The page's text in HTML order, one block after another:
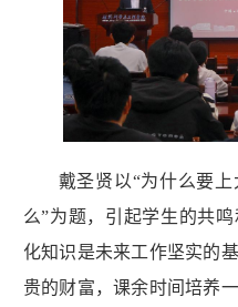
戴圣贤以“为什么要
么”为题，引起学生的共
化知识是未来工作坚实的
贵的财富，课余时间培养